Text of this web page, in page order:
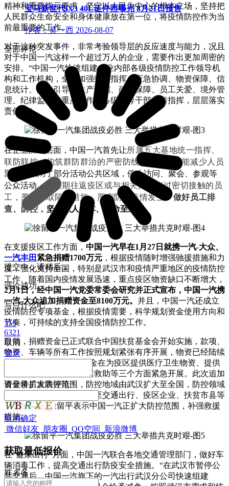
精神和重要指示要求，坚定以人民为中心的根本立场，坚持把
人民群众生命安全和身体健康放在第一位，将疫情防控作为当
前最重要的工作。
对于这种突发事件，非常考验领导层的反应速度与能力，况且
对于中国一汽这样一个超过万人的企业，需要作出更加周密的
安排。“中国一汽快速组建企业内部各级疫情防控工作领导机
构和工作机构，全面加强综合指挥、应急协调、物资保障、信
息统计、舆情引导、生产协调、政策保障、员工关爱、境外管
理、纪律监察等重点工作，各级领导干部靠前指挥，层层落实
责任。”
在企业防范层面， 中国一汽首先让所属五大基地统一指挥、
联防联控，构筑群防群治的严密防线。并且尽可能减少人员
聚集
，关闭了部分活动公共区域，停止访问、聚会、参观等
公众活动。对近期往返疫区或与相关人员有过密切接触的员
工，果断采取隔离措施，严密防范疫情发生。做好员工排
查、防控， 坚持以人为本、生命至上。
在支援疫区工作方面， 中国一汽早在1月27日就携一汽-大众、
一汽丰田 紧急捐赠1700万元 ，根据疫情随时增强驰援措施和力
度，强化支持全国，特别是武汉市和疫情严重地区的疫情防控
工作。随着国内疫情发展迅速，重点疫区物资缺口不断增大，
2月1日，经中国一汽党委常委会研究并正式宣布，中国一汽携
一汽-大众追加捐赠资金至8100万元。 并且，中国一汽还成立
疫情防控专项基金，根据疫情需要，科学规划资金使用方向和
节奏，可持续的支持全国疫情防控工作。
目前，捐赠资金已正式联合中国扶贫基金会开始实施，款项、
物资、车辆等所有工作按照规划紧张有序开展，物资已经陆续
首批捐赠资金在为疫区提供医疗卫生物资、提供
防疫应急车辆、困难家庭救助等三个方面紧急开展。此次追加
资金将扩大防控范围，防控地域由武汉扩大至全国，防控领域
由医疗卫生领域为主扩大至交通出行、疫区企业、扶贫市县等
多个领域。”徐留平表示中国一汽正扩大防控范围，补强救援
措施。
在“健康出行”方面，中国一汽联合各地交通管理部门，做好车
辆消毒工作，提高交通出行防疫安全措施。“在武汉市暂停公
共交通后，中国一汽旗下的一汽出行武汉分公司快速组建
宝马新世代iX3 40L证件照曝光 8月21日预售
作者：莫一西 2026-08-07
全部评论
提交中，请稍后...
评论成功
写点什么吧
155
6321
取消
登录
请登录后发表评论
取消确定
微信好友 朋友圈 QQ空间 新浪微博
获取最低报价
姓名名